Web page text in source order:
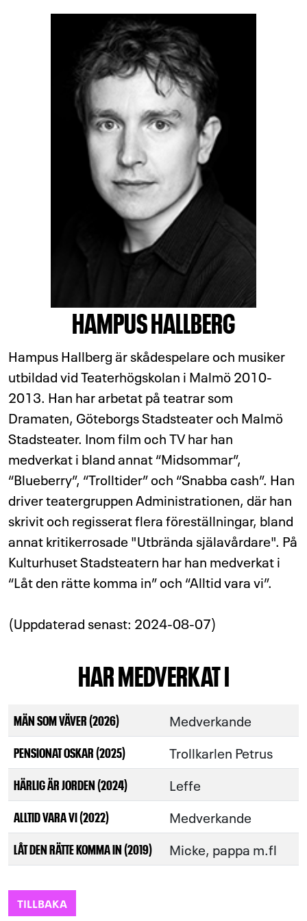
HAMPUS HALLBERG
Hampus Hallberg är skådespelare och musiker
utbildad vid Teaterhögskolan i Malmö 2010-
2013. Han har arbetat på teatrar som
Dramaten, Göteborgs Stadsteater och Malmö
Stadsteater. Inom film och TV har han
medverkat i bland annat “Midsommar”,
“Blueberry”, “Trolltider” och “Snabba cash”. Han
driver teatergruppen Administrationen, där han
skrivit och regisserat flera föreställningar, bland
annat kritikerrosade "Utbrända själavårdare". På
Kulturhuset Stadsteatern har han medverkat i
“Låt den rätte komma in” och “Alltid vara vi”.
(Uppdaterad senast: 2024-08-07)
HAR MEDVERKAT I
MÄN SOM VÄVER (2026) Medverkande
PENSIONAT OSKAR (2025) Trollkarlen Petrus
HÄRLIG ÄR JORDEN (2024) Leffe
ALLTID VARA VI (2022) Medverkande
LÅT DEN RÄTTE KOMMA IN (2019) Micke, pappa m.fl
TILLBAKA